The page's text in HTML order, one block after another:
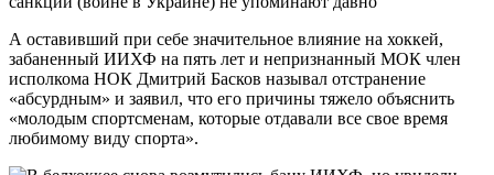
А оставивший при себе значительное влияние на хоккей,
забаненный ИИХФ на пять лет и непризнанный МОК член
исполкома НОК Дмитрий Басков называл отстранение
«абсурдным» и заявил, что его причины тяжело объяснить
«молодым спортсменам, которые отдавали все свое время
любимому виду спорта».